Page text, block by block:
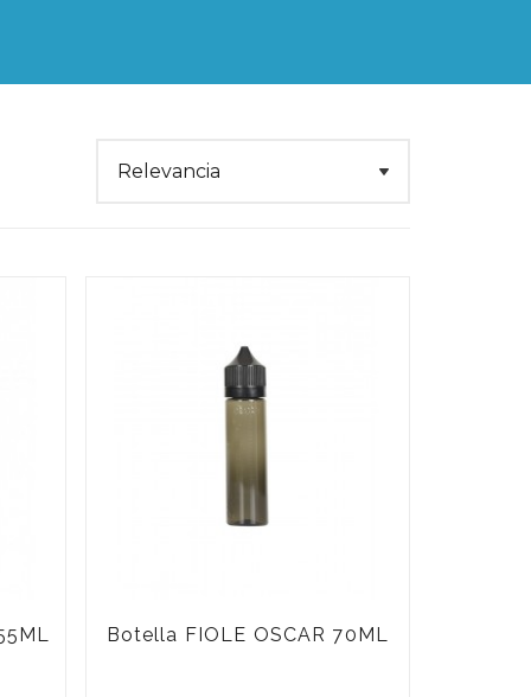
Botella FIOLE OSCAR 70ML